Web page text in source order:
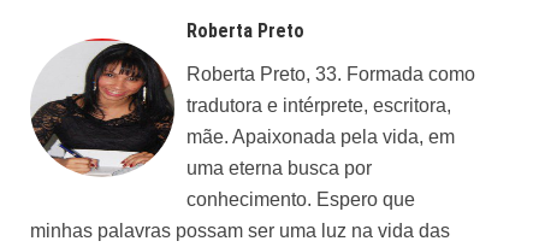
Roberta Preto
Roberta Preto, 33. Formada como
tradutora e intérprete, escritora,
mãe. Apaixonada pela vida, em
uma eterna busca por
conhecimento. Espero que
minhas palavras possam ser uma luz na vida das